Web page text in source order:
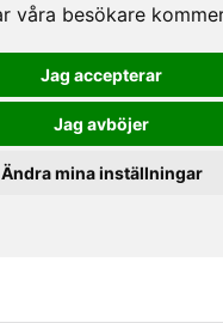
våra besökare
Jag accepterar
Jag avböjer
Ändra mina inställningar